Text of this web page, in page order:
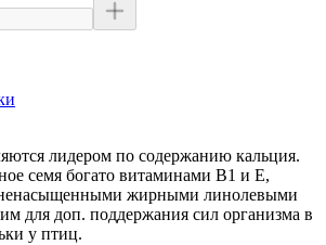
лидером по содержанию кальция.
семя богато витаминами B1 и E,
жирными линолевыми
для доп. поддержания сил организма в
у птиц.